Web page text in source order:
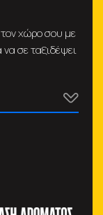
χώρο σου με
σε ταξιδέψει